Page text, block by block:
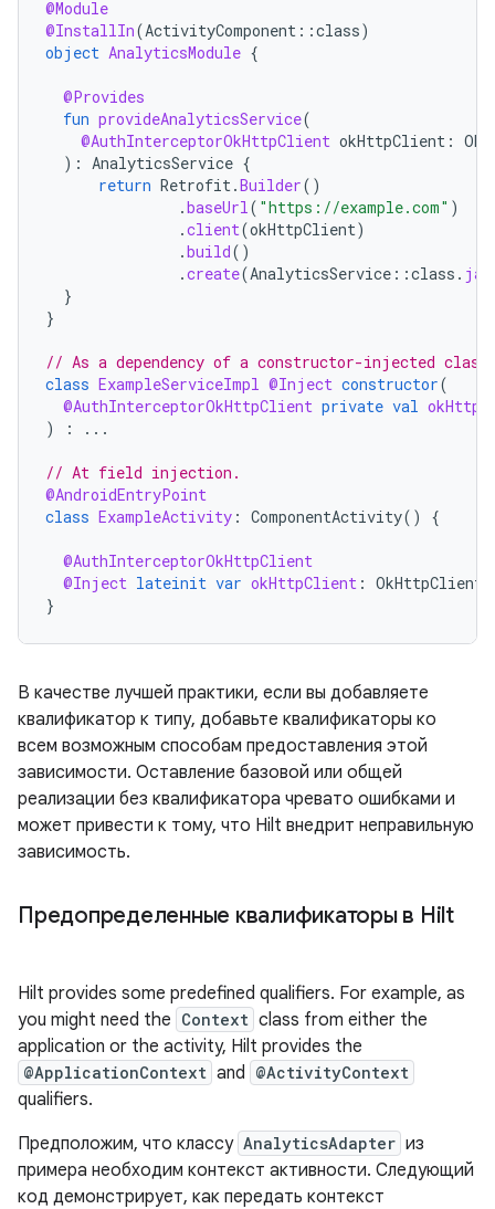
@Module
@InstallIn(ActivityComponent ::class)
object AnalyticsModule {
@Provides
fun provideAnalyticsService(
@AuthInterceptorOkHttpClient okHttpClient :
): AnalyticsService {
return Retrofit.Builder()
.baseUrl( "https://example.com" )
.client(okHttpClient)
.build()
.create(AnalyticsService ::class .
}
}
// As a dependency of a constructor-injected
class ExampleServiceImpl @Inject constructor(
@AuthInterceptorOkHttpClient private val
)
: ...
// At field injection.
@AndroidEntryPoint
class ExampleActivity : ComponentActivity() {
@AuthInterceptorOkHttpClient
@Inject lateinit var okHttpClient : OkHttpClient
}
В качестве лучшей практики, если вы добавляете
квалификатор к типу, добавьте квалификаторы ко
всем возможным способам предоставления этой
зависимости. Оставление базовой или общей
реализации без квалификатора чревато ошибками и
может привести к тому, что Hilt внедрит неправильную
зависимость.
Предопределенные квалификаторы в Hilt
Hilt provides some predefined qualifiers. For example, as
you might need the Context class from either the
application or the activity, Hilt provides the
@ApplicationContext and @ActivityContext
qualifiers.
Предположим, что классу AnalyticsAdapter из
примера необходим контекст активности. Следующий
код демонстрирует, как передать контекст